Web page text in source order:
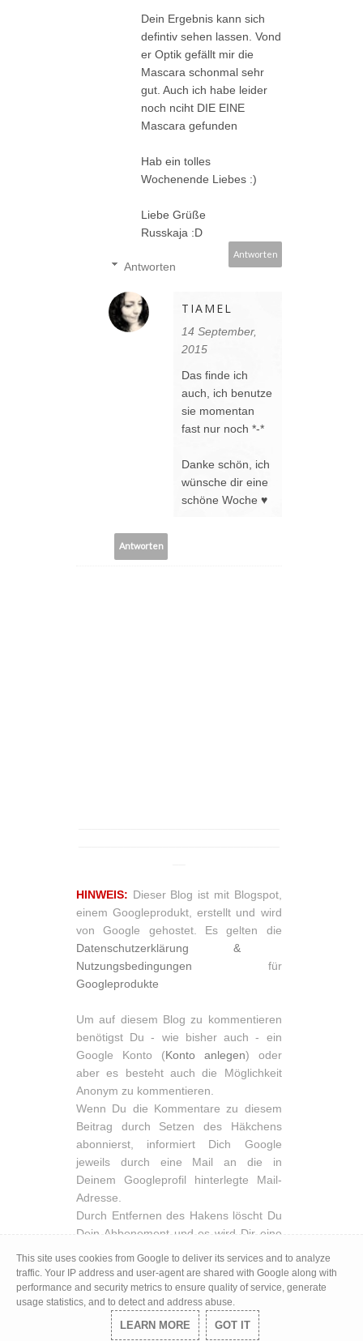
Dein Ergebnis kann sich
defintiv sehen lassen. Vond
er Optik gefällt mir die
Mascara schonmal sehr
gut. Auch ich habe leider
noch nciht DIE EINE
Mascara gefunden
Hab ein tolles
Wochenende Liebes :)
Liebe Grüße
Russkaja :D
Antworten
Antworten
TIAMEL
14 September,
2015
Das finde ich
auch, ich benutze
sie momentan
fast nur noch *-*
Danke schön, ich
wünsche dir eine
schöne Woche ♥
Antworten
HINWEIS: Dieser Blog ist mit Blogspot,
einem Googleprodukt, erstellt und wird
von Google gehostet. Es gelten die
Datenschutzerklärung &
Nutzungsbedingungen
für
Googleprodukte
Um auf diesem Blog zu kommentieren
benötigst Du - wie bisher auch - ein
Google Konto (Konto anlegen) oder
aber es besteht auch die Möglichkeit
Anonym zu kommentieren.
Wenn Du die Kommentare zu diesem
Beitrag durch Setzen des Häkchens
abonnierst, informiert Dich Google
jeweils durch eine Mail an die in
Deinem Googleprofil hinterlegte Mail-
Adresse.
Durch Entfernen des Hakens löscht Du
Dein Abbonement und es wird Dir eine
angezeigt. Du hast aber auch die
Möglichkeit Dich in der Mail, die Dich
über einen neuen Kommentar
informiert, über einen deutlichen Link
This site uses cookies from Google to deliver its services and to analyze
traffic. Your IP address and user-agent are shared with Google along with
performance and security metrics to ensure quality of service, generate
usage statistics, and to detect and address abuse.
LEARN MORE GOT IT